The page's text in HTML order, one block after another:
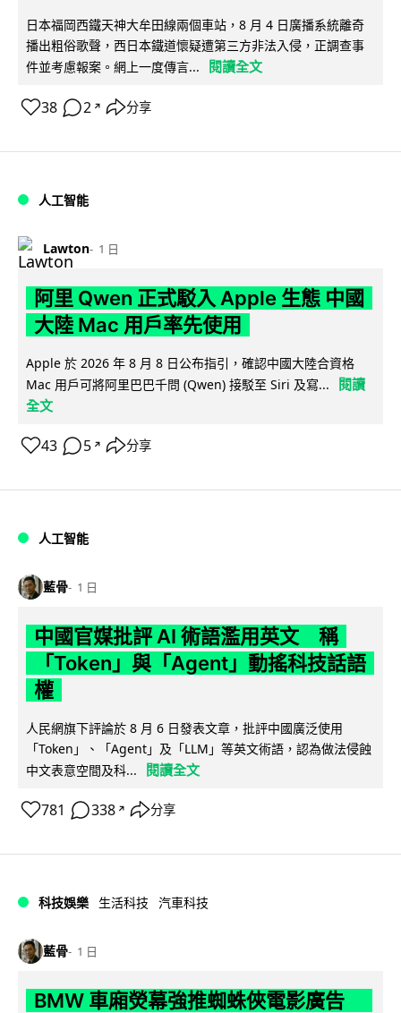
日本福岡西鐵天神大牟田線兩個車站，8 月 4 日廣播系統離奇
播出粗俗歌聲，西日本鐵道懷疑遭第三方非法入侵，正調查事
件並考慮報案。網上一度傳言...
閱讀全文
38 2 ↗ 分享
人工智能
Lawton 1 日
阿里 Qwen 正式駁入 Apple 生態 中國
大陸 Mac 用戶率先使用
Apple 於 2026 年 8 月 8 日公布指引，確認中國大陸合資格
Mac 用戶可將阿里巴巴千問 (Qwen) 接駁至 Siri 及寫...
閱讀
全文
43 5 ↗ 分享
人工智能
藍骨 1 日
中國官媒批評 AI 術語濫用英文 稱
「Token」與「Agent」動搖科技話語
權
人民網旗下評論於 8 月 6 日發表文章，批評中國廣泛使用
「Token」、「Agent」及「LLM」等英文術語，認為做法侵蝕
中文表意空間及科...
閱讀全文
781 338 ↗ 分享
科技娛樂 生活科技 汽車科技
藍骨 1 日
BMW 車廂熒幕強推蜘蛛俠電影廣告